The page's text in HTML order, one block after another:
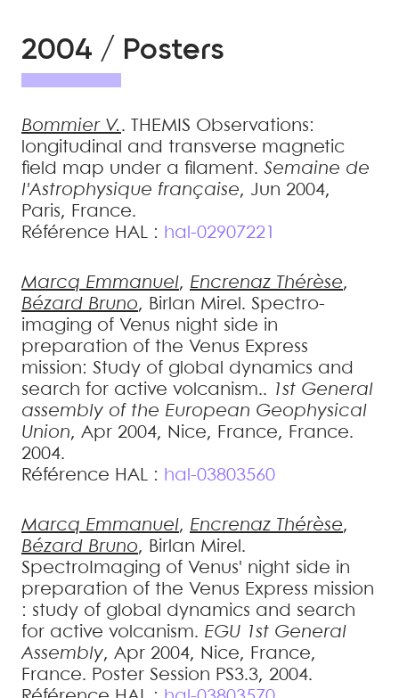
2004 / Posters
Bommier V..
THEMIS Observations:
longitudinal and transverse magnetic
field map under a filament. Semaine de
l'Astrophysique française, Jun 2004,
Paris, France.
Référence HAL : hal-02907221
Marcq Emmanuel, Encrenaz Thérèse,
Bézard Bruno, Birlan Mirel . Spectro-
imaging of Venus night side in
preparation of the Venus Express
mission: Study of global dynamics and
search for active volcanism.. 1st General
assembly of the European Geophysical
Union, Apr 2004, Nice, France, France.
2004.
Référence HAL : hal-03803560
Marcq Emmanuel, Encrenaz Thérèse,
Bézard Bruno, Birlan Mirel .
SpectroImaging of Venus' night side in
preparation of the Venus Express mission
: study of global dynamics and search
for active volcanism. EGU 1st General
Assembly, Apr 2004, Nice, France,
France. Poster Session PS3.3, 2004.